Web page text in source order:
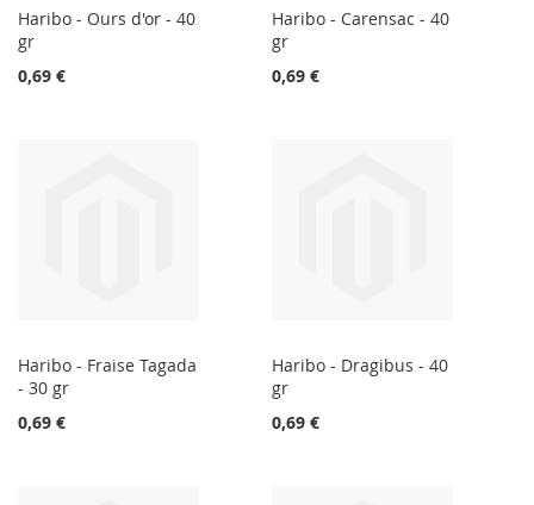
Haribo - Ours d'or - 40
gr
0,69 €
Haribo - Carensac - 40
gr
0,69 €
Haribo - Fraise Tagada
- 30 gr
0,69 €
Haribo - Dragibus - 40
gr
0,69 €